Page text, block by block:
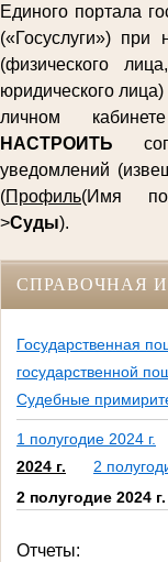
Единого портала
(«Госуслуги») при
(физического
юридического
личном
НАСТРОИТЬ
уведомлений
(Профиль(Имя
>Суды).
СПРАВОЧНАЯ
Государственная
государственной
Судебные
1 полугодие 2024 г.
2024 г.
2
2 полугодие 2024 г.
Отчеты: